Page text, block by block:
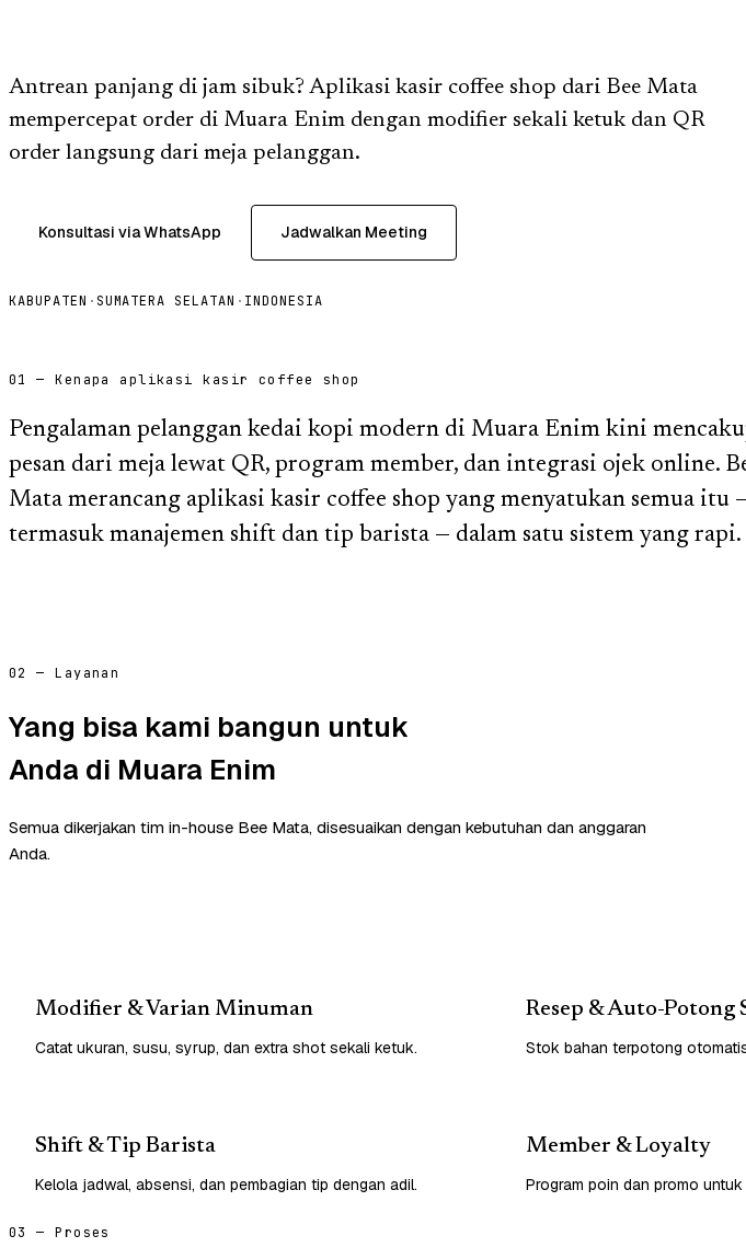
Antrean panjang di jam sibuk? Aplikasi kasir coffee shop dari Bee Mata
mempercepat order di Muara Enim dengan modifier sekali ketuk dan QR
order langsung dari meja pelanggan.
Konsultasi via WhatsApp Jadwalkan Meeting
KABUPATEN · SUMATERA SELATAN · INDONESIA
01 — Kenapa aplikasi kasir coffee shop
Pengalaman pelanggan kedai kopi modern di Muara Enim kini
pesan dari meja lewat QR, program member, dan integrasi ojek online.
Mata merancang aplikasi kasir coffee shop yang menyatukan semua itu
termasuk manajemen shift dan tip barista — dalam satu sistem yang rapi.
02 — Layanan
Yang bisa kami bangun untuk
Anda di Muara Enim
Semua dikerjakan tim in-house Bee Mata, disesuaikan dengan kebutuhan dan anggaran
Anda.
Modifier & Varian Minuman
Catat ukuran, susu, syrup, dan extra shot sekali ketuk.
Resep & Auto-Potong
Stok bahan terpotong
Shift & Tip Barista
Kelola jadwal, absensi, dan pembagian tip dengan adil.
Member & Loyalty
Program poin dan promo
03 — Proses